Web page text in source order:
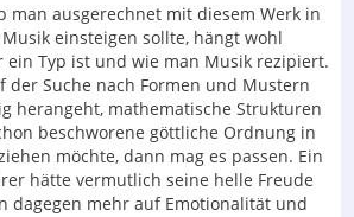
man ausgerechnet mit diesem Werk in
einsteigen sollte, hängt wohl
ein Typ ist und wie man Musik rezipiert.
der Suche nach Formen und Mustern
herangeht, mathematische Strukturen
beschworene göttliche Ordnung in
möchte, dann mag es passen. Ein
hätte vermutlich seine helle Freude
dagegen mehr auf Emotionalität und